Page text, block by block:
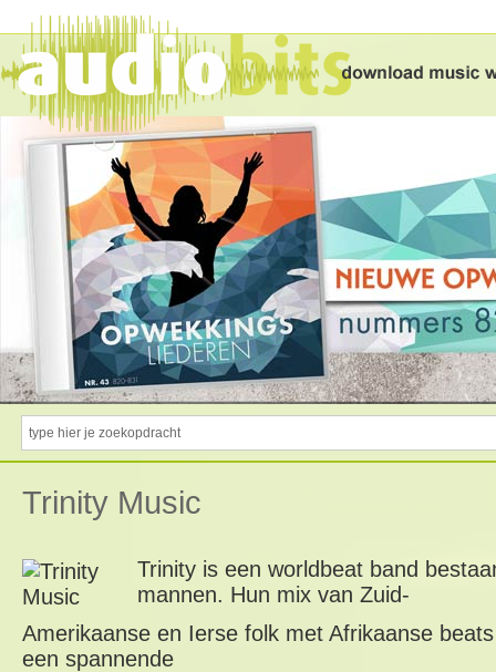
Trinity Music
Trinity is een worldbeat band
mannen. Hun mix van Zuid-
Amerikaanse en Ierse folk met Afrikaanse
een spannende